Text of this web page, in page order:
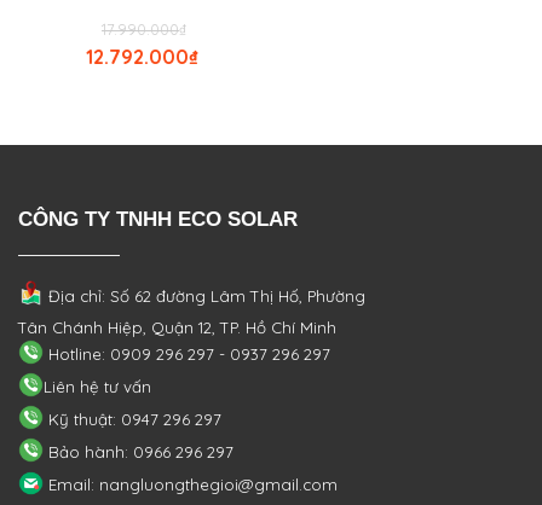
₫
17.990.000
₫
12.792.000
CÔNG TY TNHH ECO SOLAR
Địa chỉ: Số 62 đường Lâm Thị Hố, Phường
Tân Chánh Hiệp, Quận 12, TP. Hồ Chí Minh
Hotline: 0909 296 297 - 0937 296 297
Liên hệ tư vấn
Kỹ thuật: 0947 296 297
Bảo hành: 0966 296 297
Email: nangluongthegioi@gmail.com